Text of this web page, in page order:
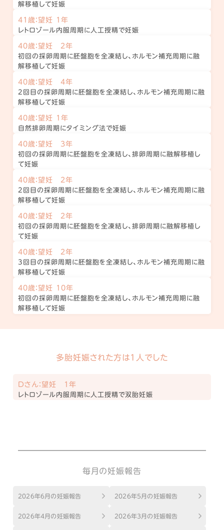
解移植して妊娠
41歳：望妊 1年
レトロゾール内服周期に人工授精で妊娠
40歳：望妊 2年
初回の採卵周期に胚盤胞を全凍結し、ホルモン補充周期に融
解移植して妊娠
40歳：望妊 4年
2回目の採卵周期に胚盤胞を全凍結し、ホルモン補充周期に融
解移植して妊娠
40歳：望妊 1年
自然排卵周期にタイミング法で妊娠
40歳：望妊 3年
初回の採卵周期に胚盤胞を全凍結し、排卵周期に融解移植し
て妊娠
40歳：望妊 2年
2回目の採卵周期に胚盤胞を全凍結し、ホルモン補充周期に融
解移植して妊娠
40歳：望妊 2年
初回の採卵周期に胚盤胞を全凍結し、排卵周期に融解移植し
て妊娠
40歳：望妊 2年
3回目の採卵周期に胚盤胞を全凍結し、ホルモン補充周期に融
解移植して妊娠
40歳：望妊 10年
初回の採卵周期に胚盤胞を全凍結し、ホルモン補充周期に融
解移植して妊娠
多胎妊娠された方は1人でした
Dさん：望妊 1年
レトロゾール内服周期に人工授精で双胎妊娠
毎月の妊娠報告
2026年6月の妊娠報告 2026年5月の妊娠報告
2026年4月の妊娠報告 2026年3月の妊娠報告